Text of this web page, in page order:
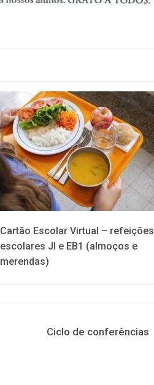
Cartão Escolar Virtual – refeições
escolares JI e EB1 (almoços e
merendas)
Ciclo de conferências